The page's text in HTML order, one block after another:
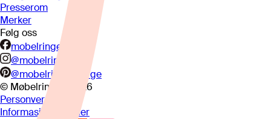
Presserom
Merker
Følg oss
mobelringen.no
@mobelringen
@mobelringennorge
© Møbelringen
2026
Personvern
Informasjonskapsler